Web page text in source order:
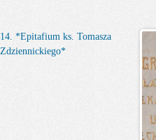
14. *Epitafium ks. Tomasza
Zdziennickiego*